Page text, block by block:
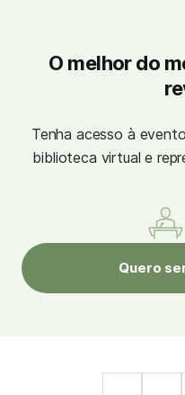
O melhor do
Tenha acesso à
biblioteca virtual e
Quero